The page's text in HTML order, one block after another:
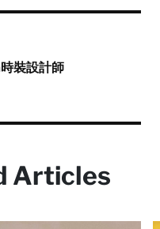
時裝設計師
Articles